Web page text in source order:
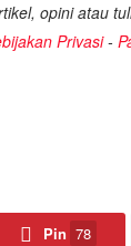
opini atau
Privasi-
Pin 78